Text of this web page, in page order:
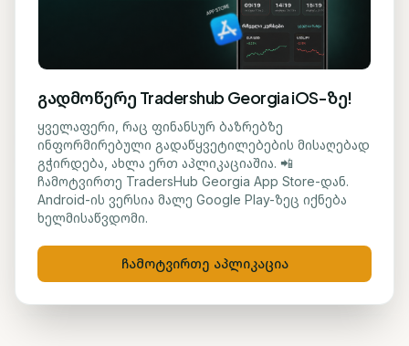
ᲡᲐᲤᲝᲜᲓᲝ
ტექნოლოგიური სექტორი
ზეწოლის ქვეშ - Nasdaq-
ის ფიუჩერსები მკვეთრად
დაეცა
ნუცა ტყეშელაშვილი 23 ივნისი, 2026 წთ კითხვა
გადმოწერე Tradershub Georgia iOS-ზე!
ყველაფერი, რაც ფინანსურ ბაზრებზე
ინფორმირებული გადაწყვეტილებების მისაღებად
გჭირდება, ახლა ერთ აპლიკაციაშია. 📲
ჩამოტვირთე TradersHub Georgia App Store-დან.
Android-ის ვერსია მალე Google Play-ზეც იქნება
ხელმისაწვდომი.
ჩამოტვირთე აპლიკაცია